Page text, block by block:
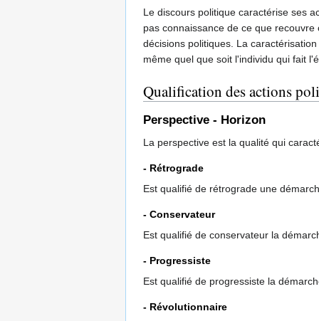
Le discours politique caractérise ses
pas connaissance de ce que
décisions politiques. La
même quel que soit l'individu qui fait
Qualification des actions
Perspective - Horizon
La perspective est la qualité qui
- Rétrograde
Est qualifié de rétrograde une
- Conservateur
Est qualifié de conservateur la
- Progressiste
Est qualifié de progressiste la
- Révolutionnaire